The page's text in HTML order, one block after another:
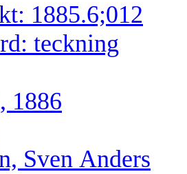
1885.6;012
teckning
1886
Sven Anders